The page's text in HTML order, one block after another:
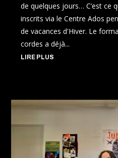
de quelques jours… C’est ce
inscrits via le Centre Ados
de vacances d'Hiver. Le
cordes a déjà...
LIRE PLUS